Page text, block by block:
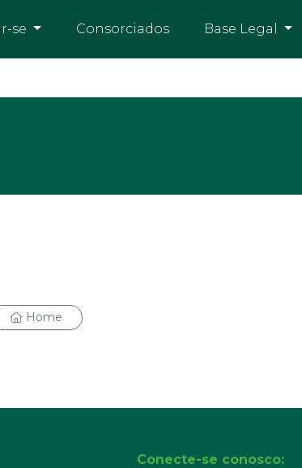
se Consorciados Base Legal
Home
Conecte-se conosco: